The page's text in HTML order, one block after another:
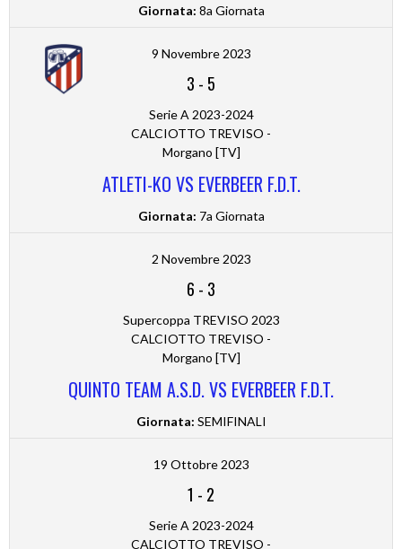
Giornata: 8a Giornata
9 Novembre 2023
3 - 5
Serie A 2023-2024
CALCIOTTO TREVISO -
Morgano [TV]
ATLETI-KO VS EVERBEER F.D.T.
Giornata: 7a Giornata
2 Novembre 2023
6 - 3
Supercoppa TREVISO 2023
CALCIOTTO TREVISO -
Morgano [TV]
QUINTO TEAM A.S.D. VS EVERBEER F.D.T.
Giornata: SEMIFINALI
19 Ottobre 2023
1 - 2
Serie A 2023-2024
CALCIOTTO TREVISO -